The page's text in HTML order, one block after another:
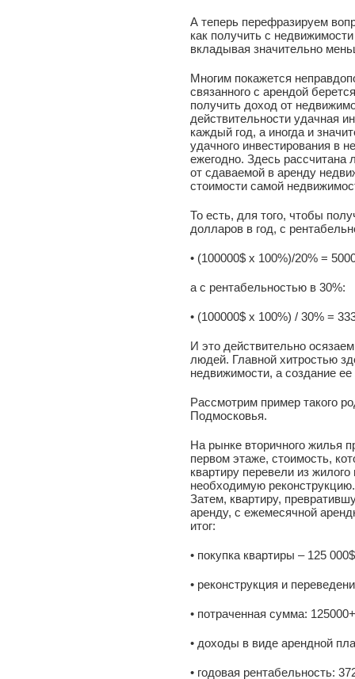
А теперь перефразируем
как получить с
вкладывая значительно
Многим покажется
связанного с арендой
получить доход от
действительности удачная
каждый год, а иногда и
удачного инвестирования в
ежегодно. Здесь рассчитана
от сдаваемой в аренду
стоимости самой
То есть, для того, чтобы
долларов в год, с
• (100000$ x 100%)/20% =
а с рентабельностью в 30%:
• (100000$ х 100%) / 30% =
И это действительно
людей. Главной хитростью
недвижимости, а создание
Рассмотрим пример такого
Подмосковья.
На рынке вторичного жилья
первом этаже, стоимость,
квартиру перевели из
необходимую
Затем, квартиру,
аренду, с ежемесячной
итог:
• покупка квартиры – 125
• реконструкция и
• потраченная сумма:
• доходы в виде арендной
• годовая рентабельность: